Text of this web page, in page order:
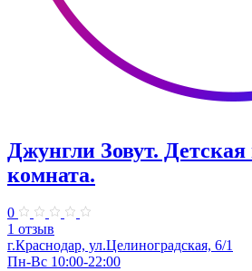
Джунгли Зовут. Детская
комната.
0
1 отзыв
г.Краснодар, ул.​Целиноградская, 6/1
Пн-Вс 10:00-22:00